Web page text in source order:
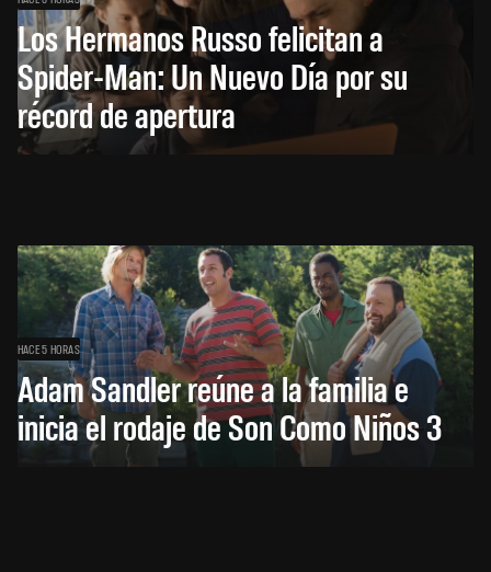
Los Hermanos Russo felicitan a
Spider-Man: Un Nuevo Día por su
récord de apertura
HACE 5 HORAS
Adam Sandler reúne a la familia e
inicia el rodaje de Son Como Niños 3